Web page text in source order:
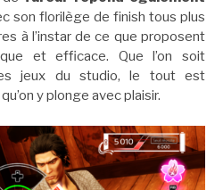
son florilège de finish tous plus
à l’instar de ce que proposent
et efficace. Que l’on soit
jeux du studio, le tout est
y plonge avec plaisir.